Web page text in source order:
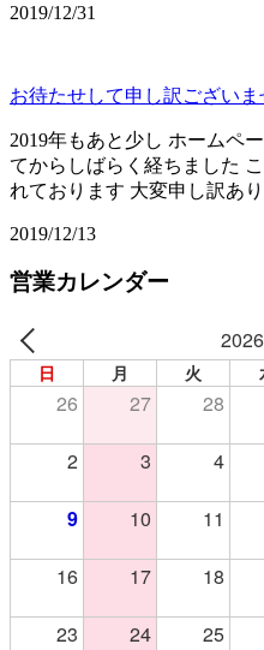
2019/12/31
お待たせして申し訳ございま
2019年もあと少し ホームペ
てからしばらく経ちました
れております 大変申し訳あ
2019/12/13
営業カレンダー
日 月 火
26 27 28
2 3 4
9 10 11
16 17 18
23 24 25